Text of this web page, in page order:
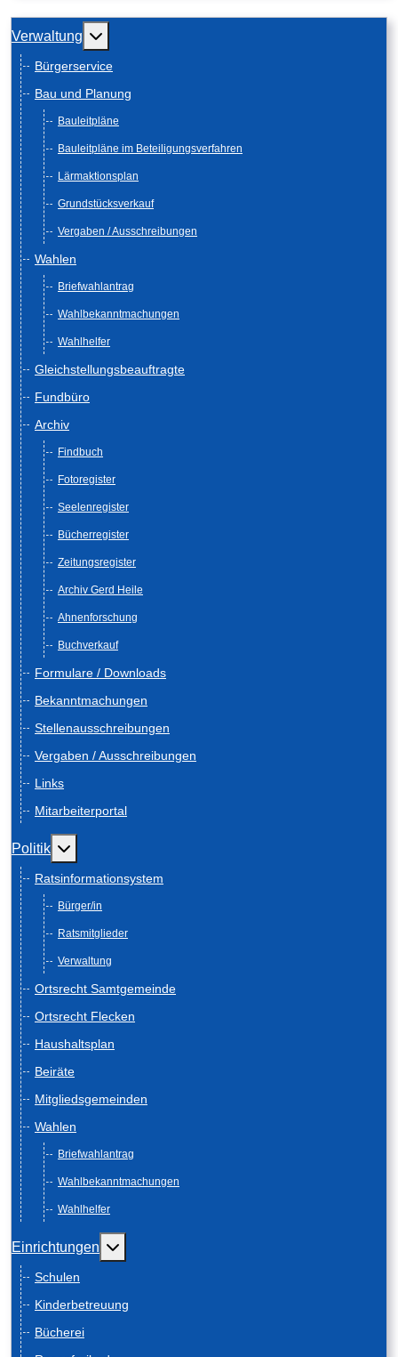
Verwaltung Weitere Informationen: Verwaltung
Bürgerservice
Bau und Planung
Bauleitpläne
Bauleitpläne im Beteiligungsverfahren
Lärmaktionsplan
Grundstücksverkauf
Vergaben / Ausschreibungen
Wahlen
Briefwahlantrag
Wahlbekanntmachungen
Wahlhelfer
Gleichstellungsbeauftragte
Fundbüro
Archiv
Findbuch
Fotoregister
Seelenregister
Bücherregister
Zeitungsregister
Archiv Gerd Heile
Ahnenforschung
Buchverkauf
Formulare / Downloads
Bekanntmachungen
Stellenausschreibungen
Vergaben / Ausschreibungen
Links
Mitarbeiterportal
Politik Weitere Informationen: Politik
Ratsinformationsystem
Bürger/in
Ratsmitglieder
Verwaltung
Ortsrecht Samtgemeinde
Ortsrecht Flecken
Haushaltsplan
Beiräte
Mitgliedsgemeinden
Wahlen
Briefwahlantrag
Wahlbekanntmachungen
Wahlhelfer
Einrichtungen Weitere Informationen: Einrichtungen
Schulen
Kinderbetreuung
Bücherei